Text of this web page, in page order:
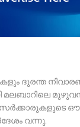
ദുരന്ത
വന്നു.